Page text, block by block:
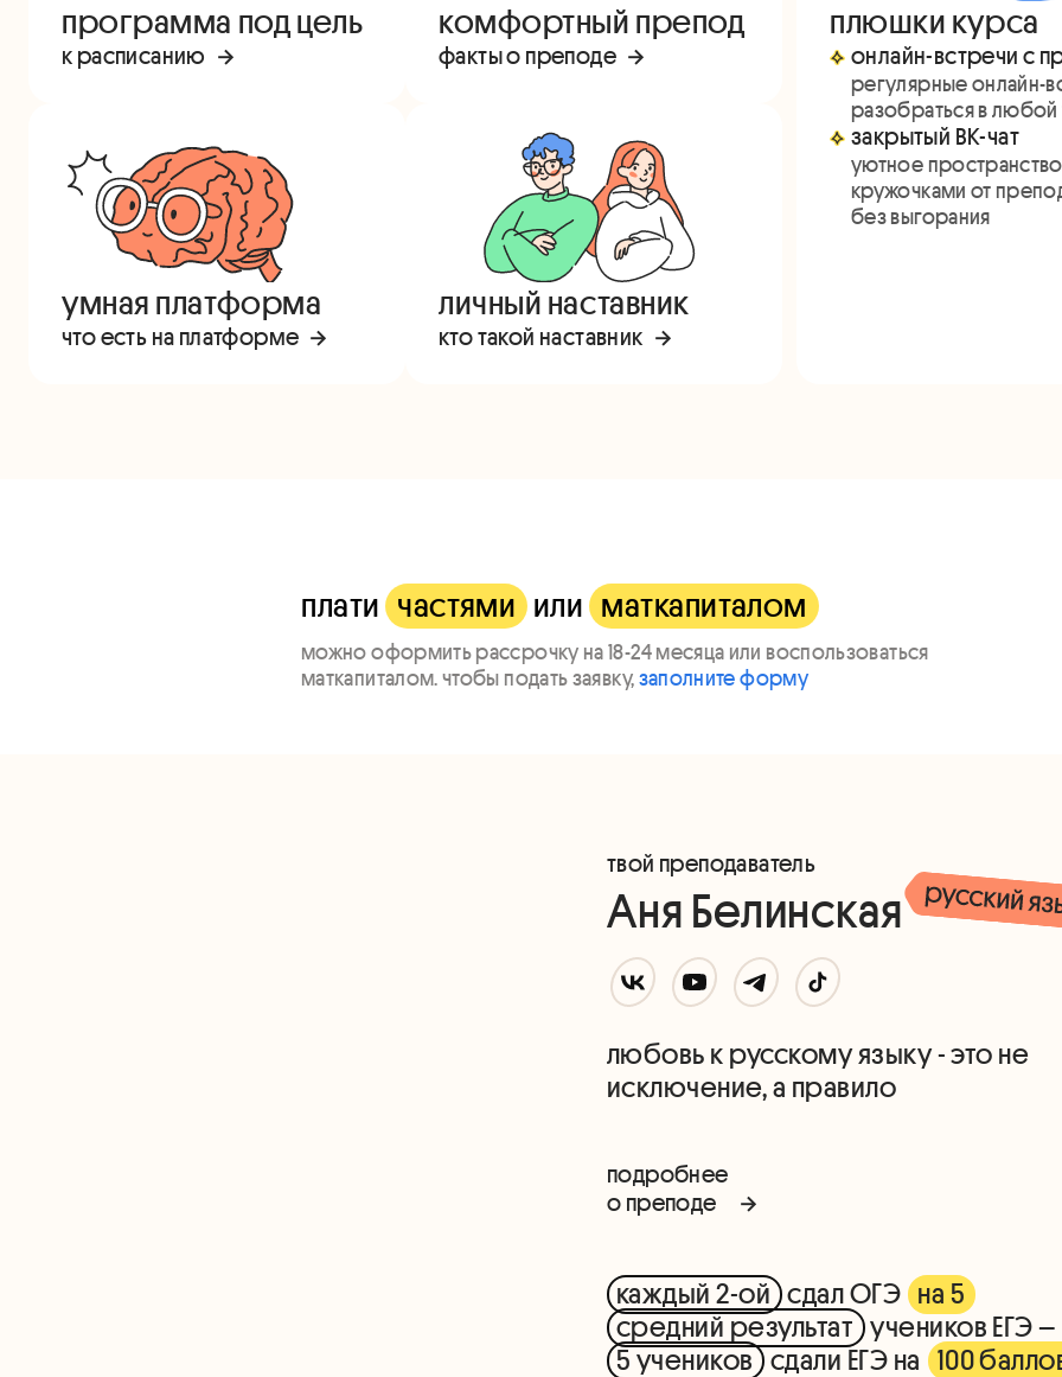
программа под цель
к расписанию
комфортный препод
факты о преподе
умная платформа
что есть на платформе
личный наставник
кто такой наставник
плюшки курса
онлайн-встречи с
регулярные онлайн-
разобраться в
закрытый ВК-чат
уютное
кружочками от
без выгорания
плати частями или маткапиталом
можно оформить рассрочку на 18-24 месяца или воспользоваться
маткапиталом. чтобы подать заявку, заполните форму
твой преподаватель
Аня Белинская
любовь к русскому языку - это не
исключение, а правило
подробнее
о преподе
каждый 2-ой сдал ОГЭ на 5
средний результат учеников ЕГЭ –
5 учеников
сдали ЕГЭ на 100